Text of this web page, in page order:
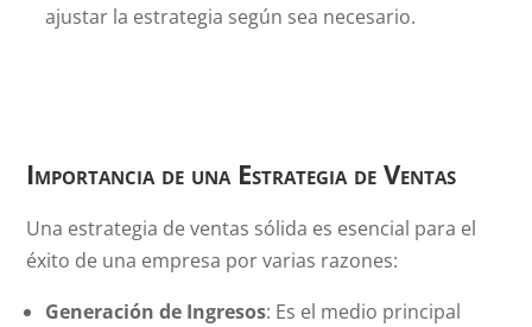
ajustar la estrategia según sea necesario.
Importancia de una Estrategia de Ventas
Una estrategia de ventas sólida es esencial para el
éxito de una empresa por varias razones:
Generación de Ingresos: Es el medio principal